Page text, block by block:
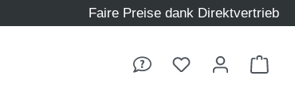
Faire Preise dank Direktvertrieb